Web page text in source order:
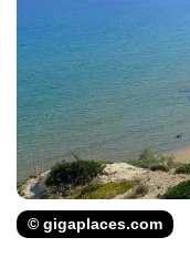
© gigaplaces.com